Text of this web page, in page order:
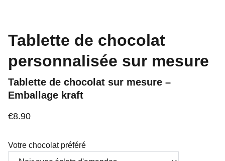
Tablette de chocolat
personnalisée sur mesure
Tablette de chocolat sur mesure –
Emballage kraft
€8.90
Votre chocolat préféré